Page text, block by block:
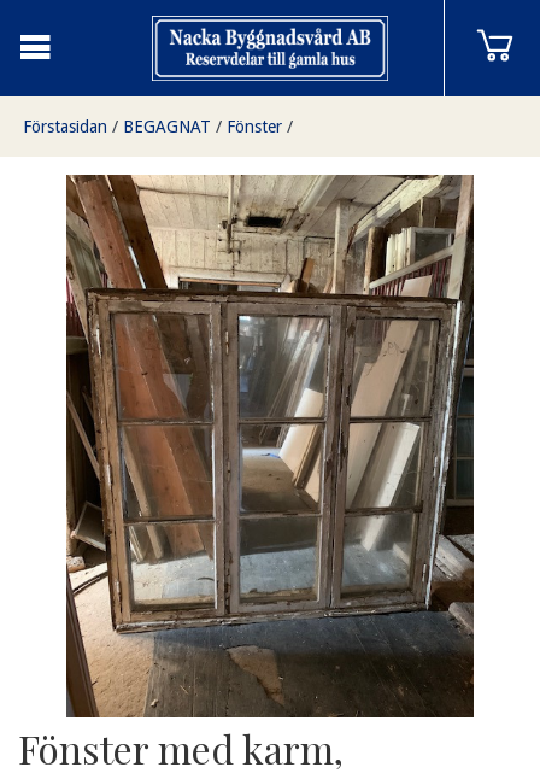
Förstasidan / BEGAGNAT / Fönster /
Fönster med karm, 159cmX155cm finns i Överjärva
Fönster med karm,